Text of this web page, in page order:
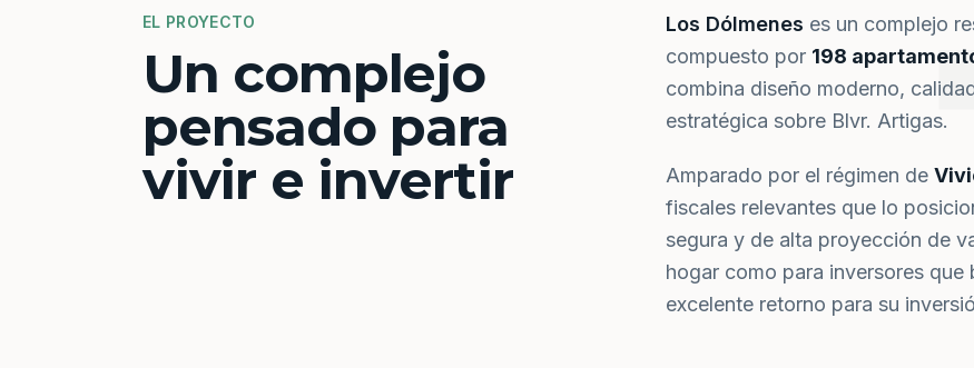
EL PROYECTO
Un complejo
pensado para
vivir e invertir
Los Dólmenes es un complejo
compuesto por 198
combina diseño moderno,
estratégica sobre Blvr. Artigas.
Amparado por el régimen de
fiscales relevantes que lo
segura y de alta proyección de
hogar como para inversores
excelente retorno para su